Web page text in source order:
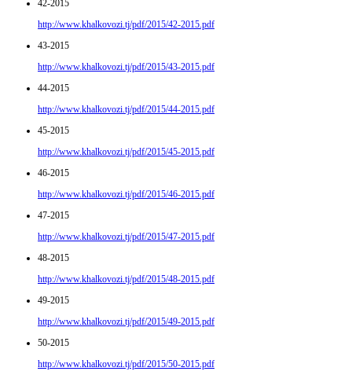
42-2015
http://www.khalkovozi.tj/pdf/2015/42-2015.pdf
43-2015
http://www.khalkovozi.tj/pdf/2015/43-2015.pdf
44-2015
http://www.khalkovozi.tj/pdf/2015/44-2015.pdf
45-2015
http://www.khalkovozi.tj/pdf/2015/45-2015.pdf
46-2015
http://www.khalkovozi.tj/pdf/2015/46-2015.pdf
47-2015
http://www.khalkovozi.tj/pdf/2015/47-2015.pdf
48-2015
http://www.khalkovozi.tj/pdf/2015/48-2015.pdf
49-2015
http://www.khalkovozi.tj/pdf/2015/49-2015.pdf
50-2015
http://www.khalkovozi.tj/pdf/2015/50-2015.pdf